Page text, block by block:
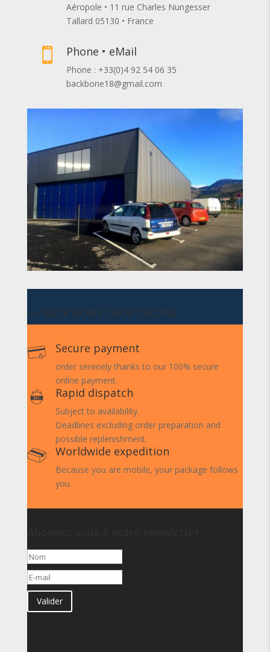
Aéropole • 11 rue Charles Nungesser
Tallard 05130 • France
 Phone • eMail
Phone : +33(0)4 92 54 06 35
backbone18@gmail.com
>> BACK BONE SHOP ONLINE
Secure payment
order serenely thanks to our 100% secure
online payment.
Rapid dispatch
Subject to availability.
Deadlines excluding order preparation and
possible replenishment.
Worldwide expedition
Because you are mobile, your package follows
you.
Valider